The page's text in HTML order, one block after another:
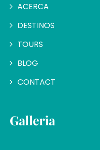
ACERCA
DESTINOS
TOURS
BLOG
CONTACT
Galleria